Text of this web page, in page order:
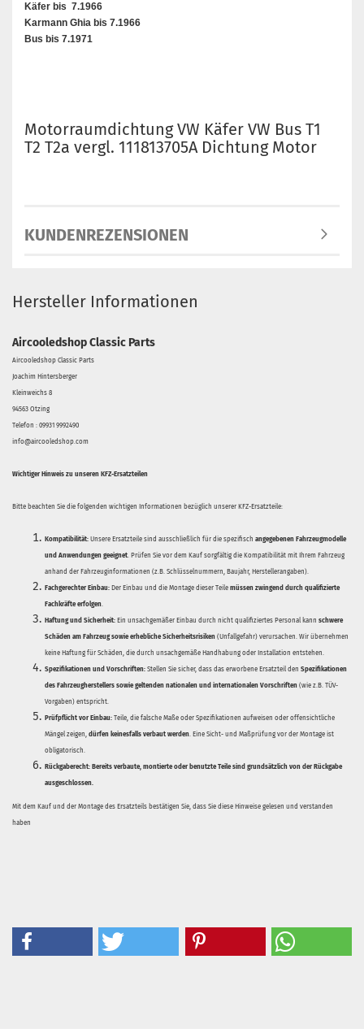
Käfer bis 7.1966
Karmann Ghia bis 7.1966
Bus bis 7.1971
Motorraumdichtung VW Käfer VW Bus T1
T2 T2a vergl. 111813705A Dichtung Motor
KUNDENREZENSIONEN
Hersteller Informationen
Aircooledshop Classic Parts
Aircooledshop Classic Parts
Joachim Hintersberger
Kleinweichs 8
94563 Otzing
Telefon : 09931 9992490
info@aircooledshop.com
Wichtiger Hinweis zu unseren KFZ-Ersatzteilen
Bitte beachten Sie die folgenden wichtigen Informationen bezüglich unserer KFZ-Ersatzteile:
Kompatibilität: Unsere Ersatzteile sind ausschließlich für die spezifisch angegebenen Fahrzeugmodelle
und Anwendungen geeignet. Prüfen Sie vor dem Kauf sorgfältig die Kompatibilität mit Ihrem Fahrzeug
anhand der Fahrzeuginformationen (z.B. Schlüsselnummern, Baujahr, Herstellerangaben).
Fachgerechter Einbau: Der Einbau und die Montage dieser Teile müssen zwingend durch qualifizierte
Fachkräfte erfolgen.
Haftung und Sicherheit: Ein unsachgemäßer Einbau durch nicht qualifiziertes Personal kann schwere
Schäden am Fahrzeug sowie erhebliche Sicherheitsrisiken (Unfallgefahr) verursachen. Wir übernehmen
keine Haftung für Schäden, die durch unsachgemäße Handhabung oder Installation entstehen.
Spezifikationen und Vorschriften: Stellen Sie sicher, dass das erworbene Ersatzteil den Spezifikationen
des Fahrzeugherstellers sowie geltenden nationalen und internationalen Vorschriften (wie z.B. TÜV-
Vorgaben) entspricht.
Prüfpflicht vor Einbau: Teile, die falsche Maße oder Spezifikationen aufweisen oder offensichtliche
Mängel zeigen, dürfen keinesfalls verbaut werden. Eine Sicht- und Maßprüfung vor der Montage ist
obligatorisch.
Rückgaberecht: Bereits verbaute, montierte oder benutzte Teile sind grundsätzlich von der Rückgabe
ausgeschlossen.
Mit dem Kauf und der Montage des Ersatzteils bestätigen Sie, dass Sie diese Hinweise gelesen und verstanden
haben